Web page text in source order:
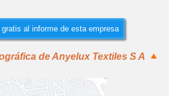
al informe de esta empresa
de Anyelux Textiles S A